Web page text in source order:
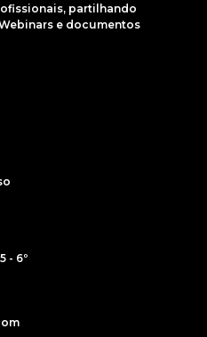
partilhando
e documentos
- 6º